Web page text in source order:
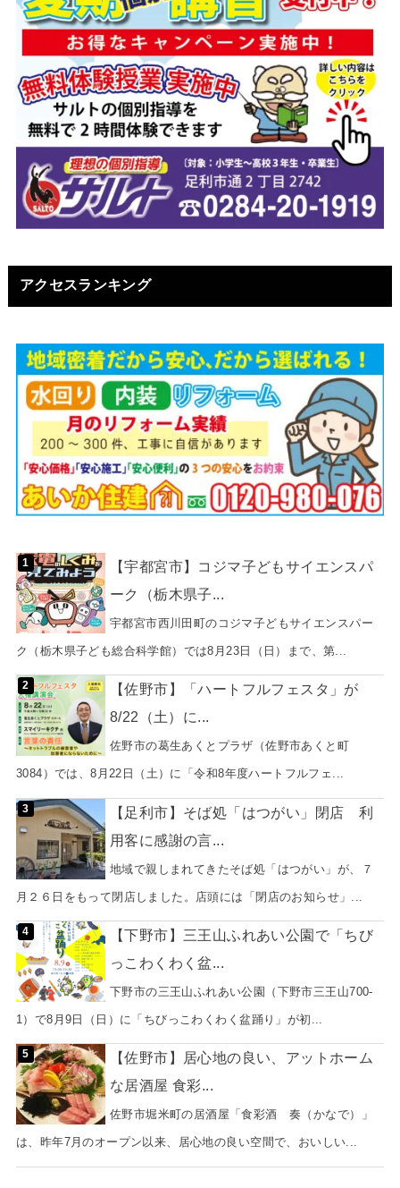
アクセスランキング
【宇都宮市】コジマ子どもサイエンスパ
ーク（栃木県子...
宇都宮市西川田町のコジマ子どもサイエンスパー
ク（栃木県子ども総合科学館）では8月23日（日）まで、第...
【佐野市】「ハートフルフェスタ」が
8/22（土）に...
佐野市の葛生あくとプラザ（佐野市あくと町
3084）では、8月22日（土）に「令和8年度ハートフルフェ...
【足利市】そば処「はつがい」閉店 利
用客に感謝の言...
地域で親しまれてきたそば処「はつがい」が、７
月２６日をもって閉店しました。店頭には「閉店のお知らせ」...
【下野市】三王山ふれあい公園で「ちび
っこわくわく盆...
下野市の三王山ふれあい公園（下野市三王山700-
1）で8月9日（日）に「ちびっこわくわく盆踊り」が初...
【佐野市】居心地の良い、アットホーム
な居酒屋 食彩...
佐野市堀米町の居酒屋「食彩酒 奏（かなで）」
は、昨年7月のオープン以来、居心地の良い空間で、おいしい...